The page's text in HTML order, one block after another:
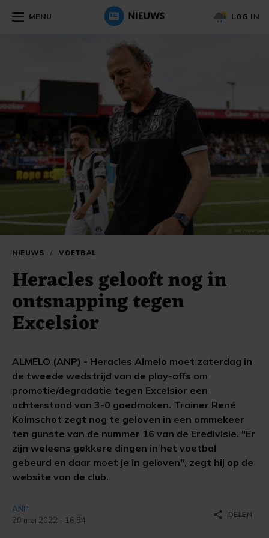
MENU LOG IN
NIEUWS / VOETBAL
Heracles gelooft nog in
ontsnapping tegen
Excelsior
ALMELO (ANP) - Heracles Almelo moet zaterdag in
de tweede wedstrijd van de play-offs om
promotie/degradatie tegen Excelsior een
achterstand van 3-0 goedmaken. Trainer René
Kolmschot zegt nog te geloven in een ommekeer
ten gunste van de nummer 16 van de Eredivisie. "Er
zijn weleens gekkere dingen in het voetbal
gebeurd en daar moet je in geloven", zegt hij op de
website van de club.
ANP
20 mei 2022 - 16:54
share DELEN